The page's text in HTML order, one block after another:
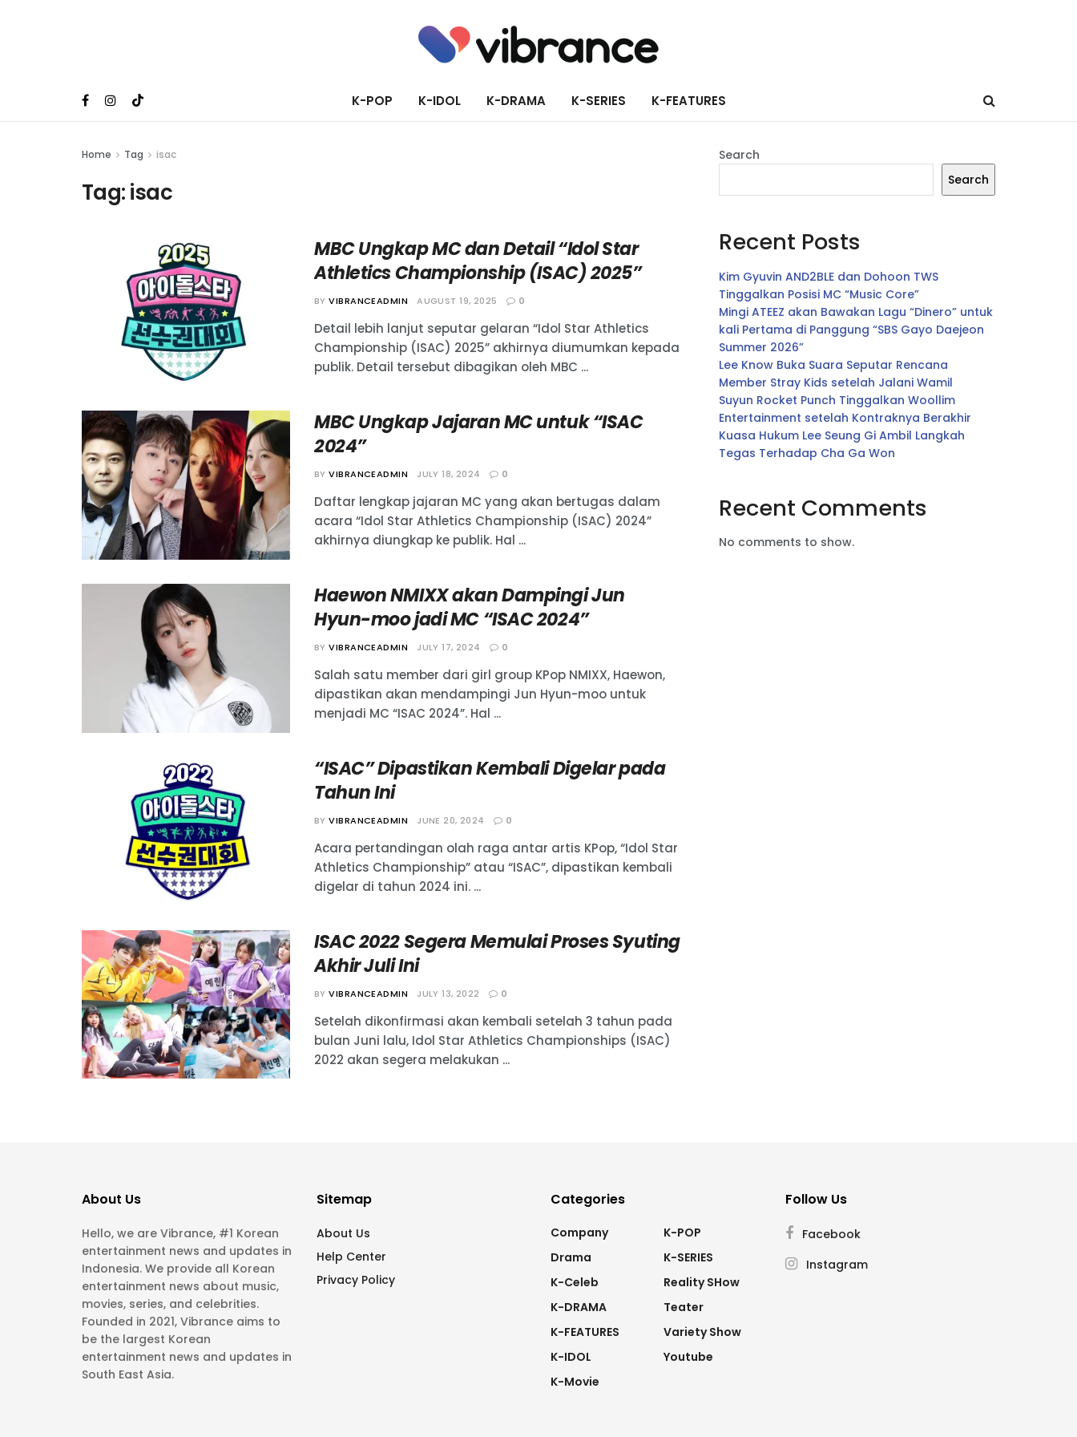
K-POP K-IDOL K-DRAMA K-SERIES K-FEATURES
Home Tag isac
Tag:isac
MBC Ungkap MC dan Detail “Idol Star
Athletics Championship (ISAC) 2025”
BY VIBRANCEADMIN AUGUST 19, 2025 0
Detail lebih lanjut seputar gelaran “Idol Star Athletics
Championship (ISAC) 2025” akhirnya diumumkan kepada
publik. Detail tersebut dibagikan oleh MBC ...
MBC Ungkap Jajaran MC untuk “ISAC
2024”
BY VIBRANCEADMIN JULY 18, 2024 0
Daftar lengkap jajaran MC yang akan bertugas dalam
acara “Idol Star Athletics Championship (ISAC) 2024”
akhirnya diungkap ke publik. Hal ...
Haewon NMIXX akan Dampingi Jun
Hyun-moo jadi MC “ISAC 2024”
BY VIBRANCEADMIN JULY 17, 2024 0
Salah satu member dari girl group KPop NMIXX, Haewon,
dipastikan akan mendampingi Jun Hyun-moo untuk
menjadi MC “ISAC 2024”. Hal ...
“ISAC” Dipastikan Kembali Digelar pada
Tahun Ini
BY VIBRANCEADMIN JUNE 20, 2024 0
Acara pertandingan olah raga antar artis KPop, “Idol Star
Athletics Championship” atau “ISAC”, dipastikan kembali
digelar di tahun 2024 ini. ...
ISAC 2022 Segera Memulai Proses Syuting
Akhir Juli Ini
BY VIBRANCEADMIN JULY 13, 2022 0
Setelah dikonfirmasi akan kembali setelah 3 tahun pada
bulan Juni lalu, Idol Star Athletics Championships (ISAC)
2022 akan segera melakukan ...
Search
Search
Recent Posts
Kim Gyuvin AND2BLE dan Dohoon TWS
Tinggalkan Posisi MC “Music Core”
Mingi ATEEZ akan Bawakan Lagu “Dinero” untuk
kali Pertama di Panggung “SBS Gayo Daejeon
Summer 2026”
Lee Know Buka Suara Seputar Rencana
Member Stray Kids setelah Jalani Wamil
Suyun Rocket Punch Tinggalkan Woollim
Entertainment setelah Kontraknya Berakhir
Kuasa Hukum Lee Seung Gi Ambil Langkah
Tegas Terhadap Cha Ga Won
Recent Comments
No comments to show.
About Us
Hello, we are Vibrance, #1 Korean
entertainment news and updates in
Indonesia. We provide all Korean
entertainment news about music,
movies, series, and celebrities.
Founded in 2021, Vibrance aims to
be the largest Korean
entertainment news and updates in
South East Asia.
Sitemap
About Us
Help Center
Privacy Policy
Categories
Company
Drama
K-Celeb
K-DRAMA
K-FEATURES
K-IDOL
K-Movie
K-POP
K-SERIES
Reality SHow
Teater
Variety Show
Youtube
Follow Us
Facebook
Instagram